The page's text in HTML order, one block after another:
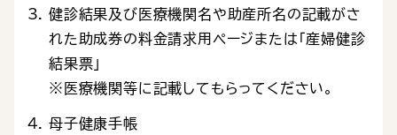
健診結果及び医療機関名や助産所名の記載がさ
れた助成券の料金請求用ページまたは「産婦健診
結果票」
※医療機関等に記載してもらってください。
母子健康手帳